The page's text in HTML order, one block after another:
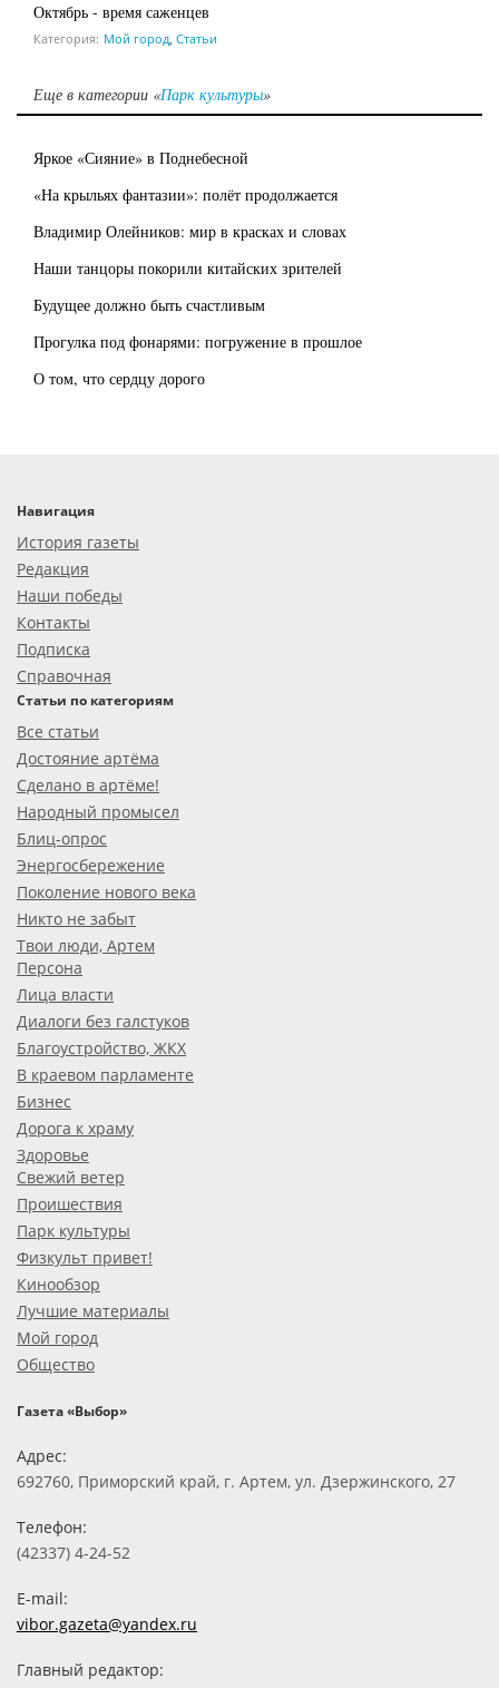
Октябрь -­ время саженцев
Категория: Мой город, Статьи
Еще в категории «Парк культуры»
Яркое «Сияние» в Поднебесной
«На крыльях фантазии»: полёт продолжается
Владимир Олейников: мир в красках и словах
Наши танцоры покорили китайских зрителей
Будущее должно быть счастливым
Прогулка под фонарями: погружение в прошлое
О том, что сердцу дорого
Навигация
История газеты
Редакция
Наши победы
Контакты
Подписка
Справочная
Статьи по категориям
Все статьи
Достояние артёма
Сделано в артёме!
Народный промысел
Блиц-опрос
Энергосбережение
Поколение нового века
Никто не забыт
Твои люди, Артем
Персона
Лица власти
Диалоги без галстуков
Благоустройство, ЖКХ
В краевом парламенте
Бизнес
Дорога к храму
Здоровье
Свежий ветер
Проишествия
Парк культуры
Физкульт привет!
Кинообзор
Лучшие материалы
Мой город
Общество
Газета «Выбор»
Адрес:
692760, Приморский край, г. Артем, ул. Дзержинского, 27
Телефон:
(42337) 4-24-52
E-mail:
vibor.gazeta@yandex.ru
Главный редактор: